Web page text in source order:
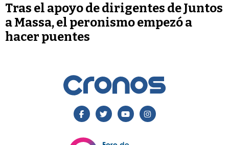
Tras el apoyo de dirigentes de Juntos
a Massa, el peronismo empezó a
hacer puentes